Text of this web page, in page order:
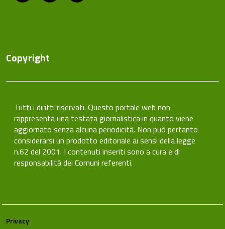
Copyright
Tutti i diritti riservati. Questo portale web non
rappresenta una testata giornalistica in quanto viene
aggiornato senza alcuna periodicità. Non può pertanto
considerarsi un prodotto editoriale ai sensi della legge
n.62 del 2001. I contenuti inseriti sono a cura e di
responsabilità dei Comuni referenti.
Privacy